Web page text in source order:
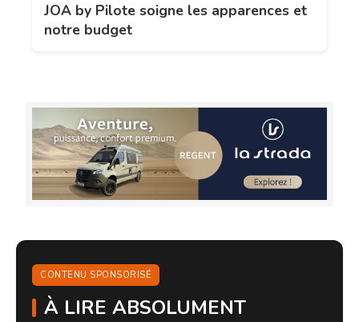
JOA by Pilote soigne les apparences et
notre budget
CONTENU SPONSORISÉ
À LIRE ABSOLUMENT